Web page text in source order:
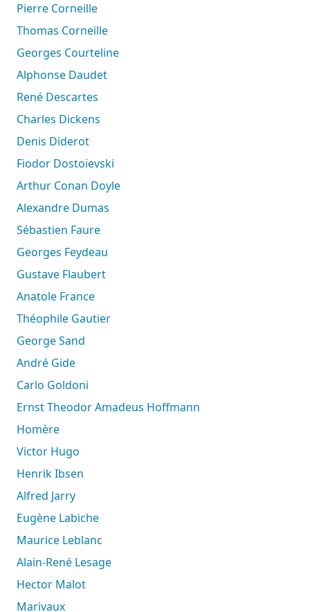
Pierre Corneille
Thomas Corneille
Georges Courteline
Alphonse Daudet
René Descartes
Charles Dickens
Denis Diderot
Fiodor Dostoïevski
Arthur Conan Doyle
Alexandre Dumas
Sébastien Faure
Georges Feydeau
Gustave Flaubert
Anatole France
Théophile Gautier
George Sand
André Gide
Carlo Goldoni
Ernst Theodor Amadeus Hoffmann
Homère
Victor Hugo
Henrik Ibsen
Alfred Jarry
Eugène Labiche
Maurice Leblanc
Alain-René Lesage
Hector Malot
Marivaux